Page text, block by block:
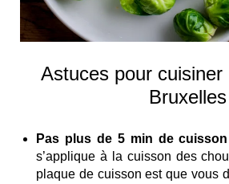
Astuces pour cuisiner
Bruxelles
Pas plus de 5 min de cuisson
s’applique à la cuisson des
plaque de cuisson est que vous